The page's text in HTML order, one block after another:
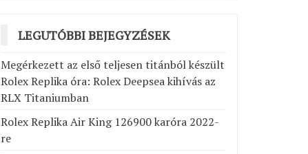
LEGUTÓBBI BEJEGYZÉSEK
Megérkezett az első teljesen titánból készült
Rolex Replika óra: Rolex Deepsea kihívás az
RLX Titaniumban
Rolex Replika Air King 126900 karóra 2022-
re